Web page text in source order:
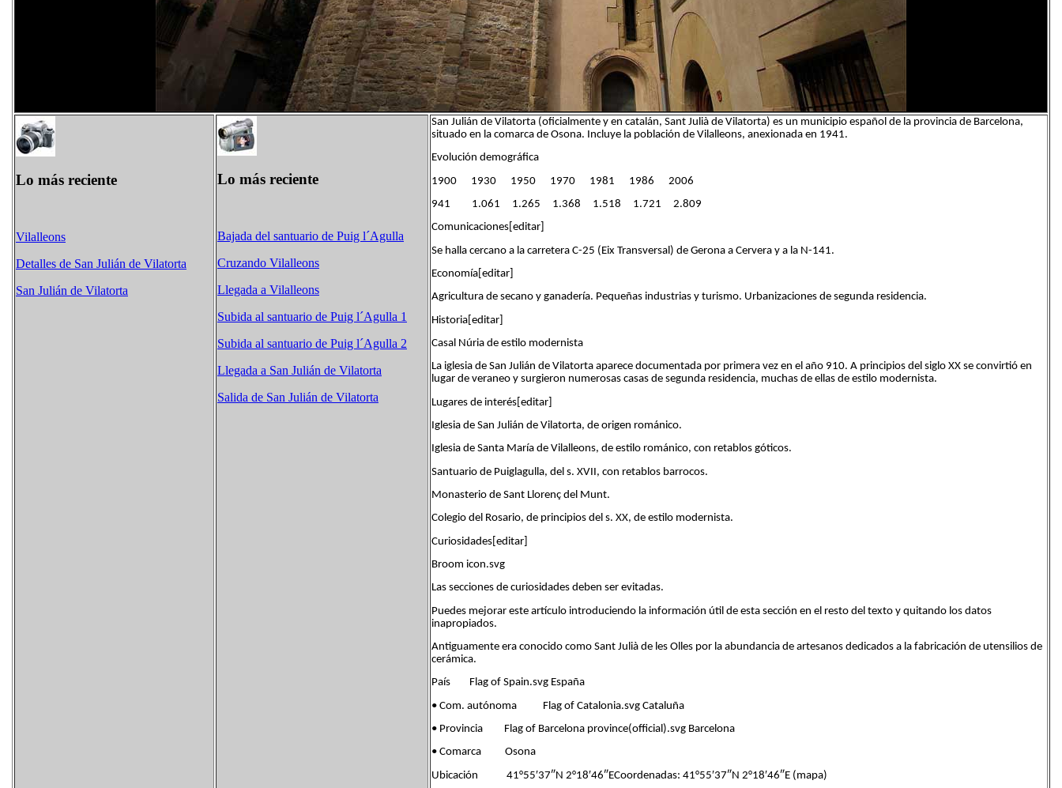
Lo más reciente
Vilalleons
Detalles de San Julián de Vilatorta
San Julián de Vilatorta
Lo más reciente
Bajada del santuario de Puig l´Agulla
Cruzando Vilalleons
Llegada a Vilalleons
Subida al santuario de Puig l´Agulla 1
Subida al santuario de Puig l´Agulla 2
Llegada a San Julián de Vilatorta
Salida de San Julián de Vilatorta
San Julián de Vilatorta (oficialmente y en catalán, Sant Julià de Vilatorta) es un municipio español de la provincia de Barcelona,
situado en la comarca de Osona. Incluye la población de Vilalleons, anexionada en 1941.
Evolución demográfica
1900 1930 1950 1970 1981 1986 2006
941 1.061 1.265 1.368 1.518 1.721 2.809
Comunicaciones[editar]
Se halla cercano a la carretera C-25 (Eix Transversal) de Gerona a Cervera y a la N-141.
Economía[editar]
Agricultura de secano y ganadería. Pequeñas industrias y turismo. Urbanizaciones de segunda residencia.
Historia[editar]
Casal Núria de estilo modernista
La iglesia de San Julián de Vilatorta aparece documentada por primera vez en el año 910. A principios del siglo XX se convirtió en
lugar de veraneo y surgieron numerosas casas de segunda residencia, muchas de ellas de estilo modernista.
Lugares de interés[editar]
Iglesia de San Julián de Vilatorta, de origen románico.
Iglesia de Santa María de Vilalleons, de estilo románico, con retablos góticos.
Santuario de Puiglagulla, del s. XVII, con retablos barrocos.
Monasterio de Sant Llorenç del Munt.
Colegio del Rosario, de principios del s. XX, de estilo modernista.
Curiosidades[editar]
Broom icon.svg
Las secciones de curiosidades deben ser evitadas.
Puedes mejorar este artículo introduciendo la información útil de esta sección en el resto del texto y quitando los datos
inapropiados.
Antiguamente era conocido como Sant Julià de les Olles por la abundancia de artesanos dedicados a la fabricación de utensilios de
cerámica.
País Flag of Spain.svg España
• Com. autónoma Flag of Catalonia.svg Cataluña
• Provincia Flag of Barcelona province(official).svg Barcelona
• Comarca Osona
Ubicación 41°55′37″N 2°18′46″ECoordenadas: 41°55′37″N 2°18′46″E (mapa)